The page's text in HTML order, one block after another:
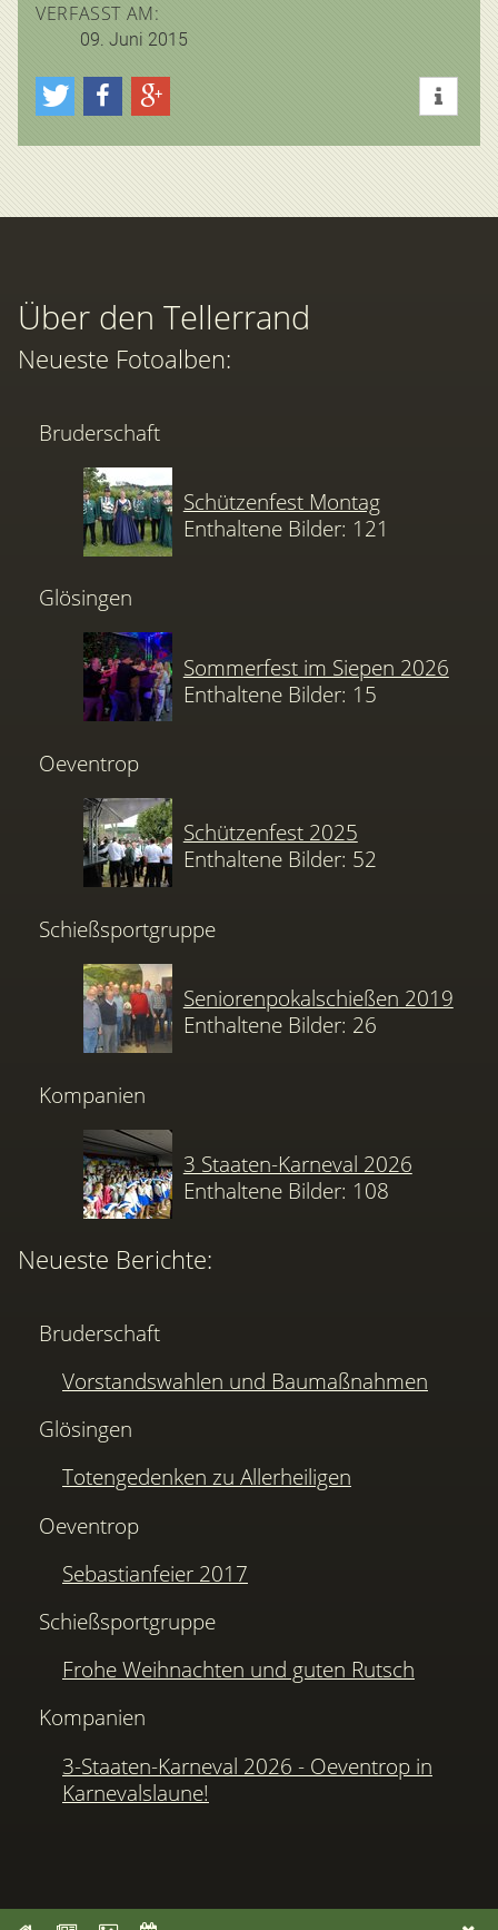
VERFASST AM:
09. Juni 2015
Über den Tellerrand
Neueste Fotoalben:
Bruderschaft
Schützenfest Montag
Enthaltene Bilder: 121
Glösingen
Sommerfest im Siepen 2026
Enthaltene Bilder: 15
Oeventrop
Schützenfest 2025
Enthaltene Bilder: 52
Schießsportgruppe
Seniorenpokalschießen 2019
Enthaltene Bilder: 26
Kompanien
3 Staaten-Karneval 2026
Enthaltene Bilder: 108
Neueste Berichte:
Bruderschaft
Vorstandswahlen und Baumaßnahmen
Glösingen
Totengedenken zu Allerheiligen
Oeventrop
Sebastianfeier 2017
Schießsportgruppe
Frohe Weihnachten und guten Rutsch
Kompanien
3-Staaten-Karneval 2026 - Oeventrop in
Karnevalslaune!